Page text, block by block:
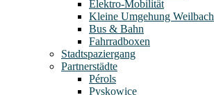
Elektro-Mobilität
Kleine Umgehung Weilbach
Bus & Bahn
Fahrradboxen
Stadtspaziergang
Partnerstädte
Pérols
Pyskowice